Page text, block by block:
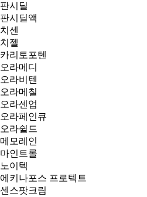
판시딜
판시딜액
치센
치젤
카리토포텐
오라메디
오라비텐
오라메칠
오라센업
오라페인큐
오라쉴드
메모레인
마인트롤
노이텍
에키나포스 프로텍트
센스팟크림